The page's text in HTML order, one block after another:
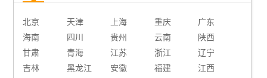
北京 天津 上海 重庆
广东
海南
四川 贵州 云南
陕西
甘肃
青海 江苏 浙江
辽宁
吉林
黑龙江 安徽 福建
江西